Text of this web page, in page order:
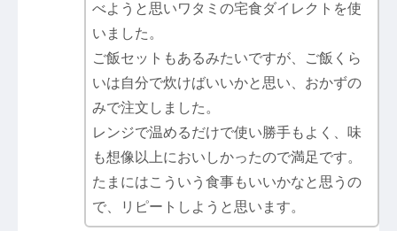
べようと思いワタミの宅食ダイレクトを使
いました。
ご飯セットもあるみたいですが、ご飯くら
いは自分で炊けばいいかと思い、おかずの
みで注文しました。
レンジで温めるだけで使い勝手もよく、味
も想像以上においしかったので満足です。
たまにはこういう食事もいいかなと思うの
で、リピートしようと思います。